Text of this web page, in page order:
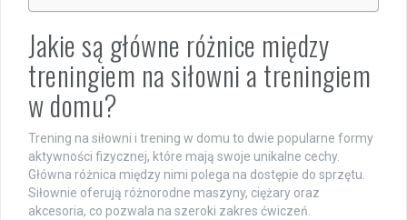
Jakie są główne różnice między
treningiem na siłowni a treningiem
w domu?
Trening na siłowni i trening w domu to dwie popularne formy
aktywności fizycznej, które mają swoje unikalne cechy.
Główna różnica między nimi polega na dostępie do sprzętu.
Siłownie oferują różnorodne maszyny, ciężary oraz
akcesoria, co pozwala na szeroki zakres ćwiczeń.